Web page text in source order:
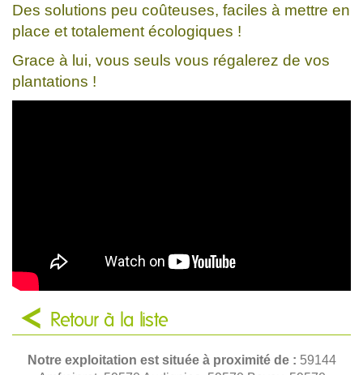
Des solutions peu coûteuses, faciles à mettre en
place et totalement écologiques !
Grace à lui, vous seuls vous régalerez de vos
plantations !
Retour à la liste
Notre exploitation est située à proximité de : 59144